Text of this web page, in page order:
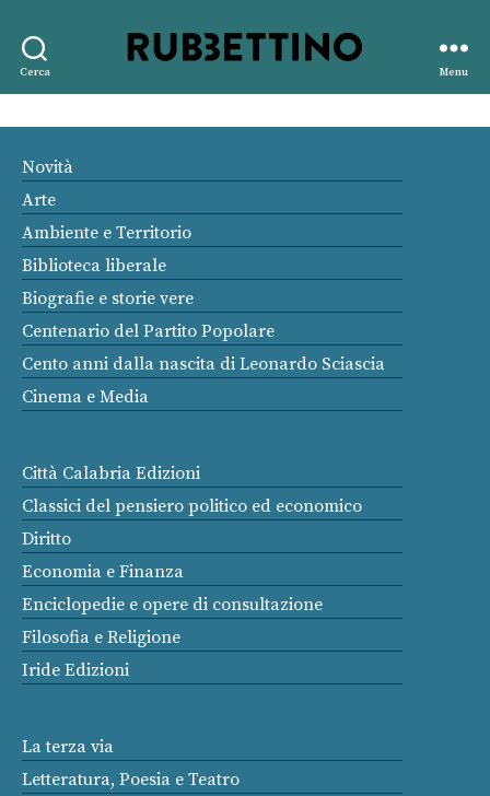
Cerca
editore
Menu
Novità
Arte
Ambiente e Territorio
Biblioteca liberale
Biografie e storie vere
Centenario del Partito Popolare
Cento anni dalla nascita di Leonardo Sciascia
Cinema e Media
Città Calabria Edizioni
Classici del pensiero politico ed economico
Diritto
Economia e Finanza
Enciclopedie e opere di consultazione
Filosofia e Religione
Iride Edizioni
La terza via
Letteratura, Poesia e Teatro